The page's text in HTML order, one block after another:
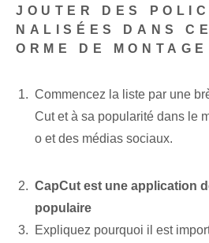
JOUTER DES
NALISÉES DANS
ORME DE
Commencez la liste par une
Cut et à sa popularité dans le
o et des médias sociaux.
CapCut​ est une application
populaire
Expliquez pourquoi il est